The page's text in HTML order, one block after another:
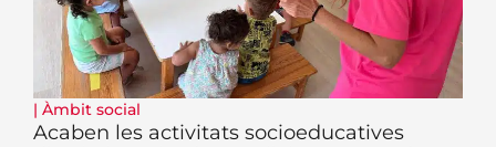
| Àmbit social
Acaben les activitats socioeducatives